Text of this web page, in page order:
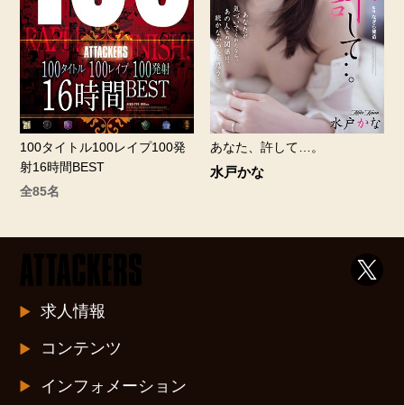
100タイトル100レイプ100発
射16時間BEST
全85名
あなた、許して…。
水戸かな
求人情報
コンテンツ
インフォメーション